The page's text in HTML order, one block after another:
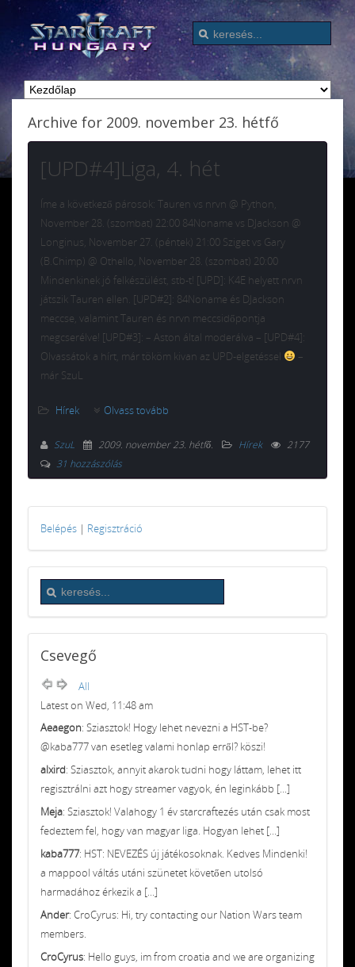
Archive for 2009. november 23. hétfő
[UPD#4]Liga, 4. hét
Íme a következő párosok: Tauren vs nrvn @ Python,
November 28. (szombat) 22:00 84Noname vs DJackson @
Longinus, November 27. (péntek) 21:00 Sziget vs Gary
(B.Chimp) @ Othello, November 28. (szombat) 20:00
Mindenkinek jó felkészülést, stb-t! [UPD]: K4E helyett nrvn
játszik Tauren ellen. [UPD#2]: 84Noname és DJackson
meccse, valamint Tauren és nrvn meccsidőpontja
megcserélve! [UPD#3]: – Aston által moderálva – [UPD#4]:
Olvassátok a hírt, már tököm kivan az UPD-elgetéssel
–
már SzuL
Hírek Olvass tovább
SzuL 2009. november 23. hétfő. Hírek
2177
31 hozzászólás
Belépés | Regisztráció
Csevegő
All
Latest on Wed, 11:48 am
Aeaegon: Sziasztok! Hogy lehet nevezni a HST-be?
@kaba777 van esetleg valami honlap erről? köszi!
alxird: Sziasztok, annyit akarok tudni hogy láttam, lehet itt
regisztrálni azt hogy streamer vagyok, én leginkább [...]
Meja: Sziasztok! Valahogy 1 év starcraftezés után csak most
fedeztem fel, hogy van magyar liga. Hogyan lehet [...]
kaba777: HST: NEVEZÉS új játékosoknak. Kedves Mindenki!
a mappool váltás utáni szünetet követően utolsó
harmadához érkezik a [...]
Ander: CroCyrus: Hi, try contacting our Nation Wars team
members.
CroCyrus: Hello guys, im from croatia and we are organizing